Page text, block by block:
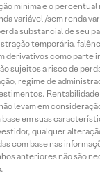
mínima e o
variável /sem renda
substancial de seu
temporária,
como parte
sujeitos a risco de
regime de
levam em
em suas
qualquer
com base nas
anteriores não são